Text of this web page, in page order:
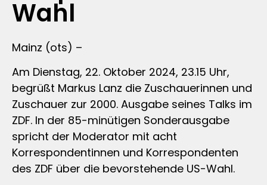
Wahl
Mainz (ots) –
Am Dienstag, 22. Oktober 2024, 23.15 Uhr,
begrüßt Markus Lanz die Zuschauerinnen und
Zuschauer zur 2000. Ausgabe seines Talks im
ZDF. In der 85-minütigen Sonderausgabe
spricht der Moderator mit acht
Korrespondentinnen und Korrespondenten
des ZDF über die bevorstehende US-Wahl.